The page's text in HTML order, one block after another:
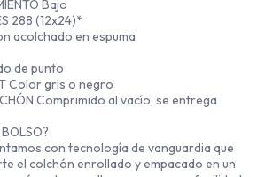
Bajo
288 (12x24)*
acolchado en espuma
de punto
Color gris o negro
Comprimido al vacío, se entrega
con tecnología de vanguardia que
el colchón enrollado y empacado en un